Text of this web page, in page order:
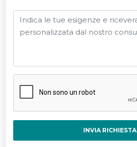
INVIA RICHIESTA